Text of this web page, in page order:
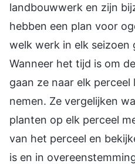
landbouwwerk en zijn
hebben een plan voor
welk werk in elk seizoen
Wanneer het tijd is om
gaan ze naar elk
nemen. Ze vergelijken
planten op elk perceel
van het perceel en
is en in